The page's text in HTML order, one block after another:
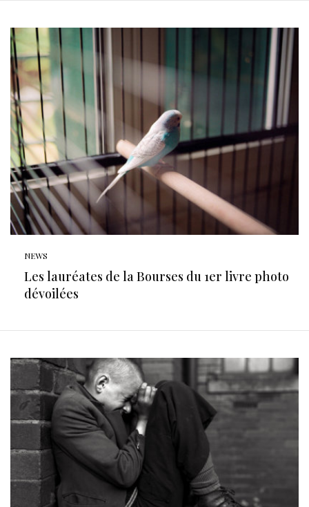
NEWS
Les lauréates de la Bourses du 1er livre photo
dévoilées